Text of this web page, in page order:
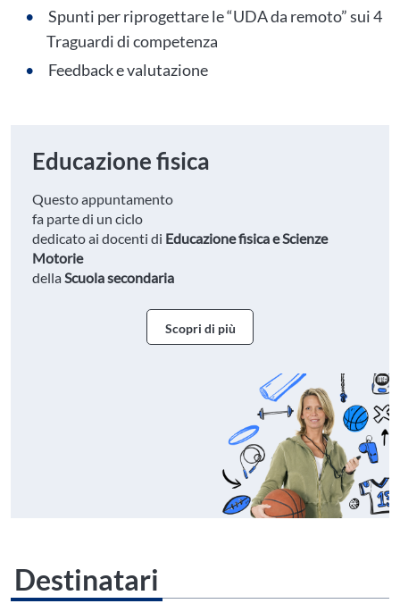
Spunti per riprogettare le “UDA da remoto” sui 4
Traguardi di competenza
Feedback e valutazione
Educazione fisica
Questo appuntamento
fa parte di un ciclo
dedicato ai docenti di Educazione fisica e Scienze
Motorie
dellaScuola secondaria
Scopri di più
Destinatari